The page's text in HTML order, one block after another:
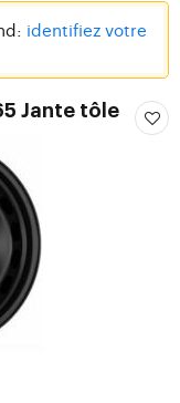
identifiez votre
Jante tôle